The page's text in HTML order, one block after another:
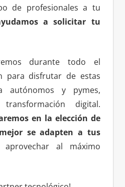
de profesionales a tu
a solicitar tu
durante todo el
para disfrutar de estas
autónomos y pymes,
digital.
en la elección de
se adapten a tus
al máximo